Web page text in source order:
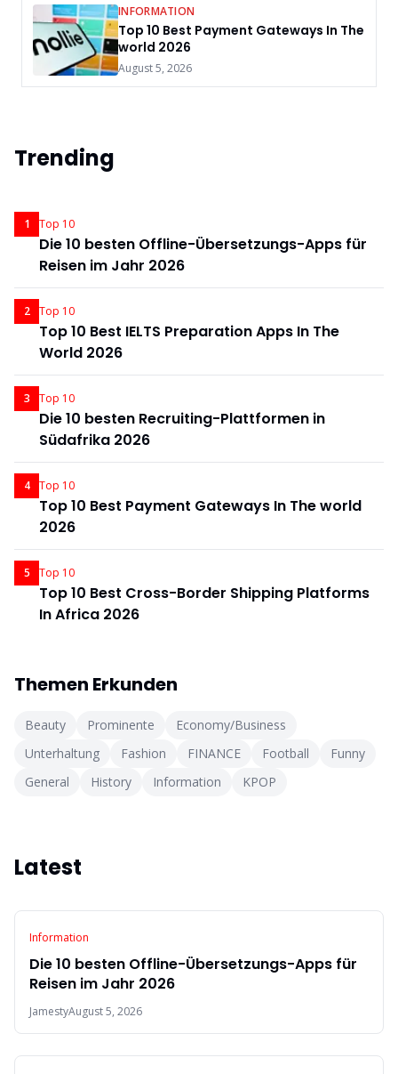
INFORMATION
Top 10 Best Payment Gateways In The
world 2026
August 5, 2026
Trending
1 Top 10
Die 10 besten Offline-Übersetzungs-Apps für
Reisen im Jahr 2026
2 Top 10
Top 10 Best IELTS Preparation Apps In The
World 2026
3 Top 10
Die 10 besten Recruiting-Plattformen in
Südafrika 2026
4 Top 10
Top 10 Best Payment Gateways In The world
2026
5 Top 10
Top 10 Best Cross-Border Shipping Platforms
In Africa 2026
Themen Erkunden
Beauty Prominente
Economy/Business
Unterhaltung
Fashion FINANCE Football
Funny
General
History Information KPOP
Latest
Information
Die 10 besten Offline-Übersetzungs-Apps für
Reisen im Jahr 2026
JamestyAugust 5, 2026